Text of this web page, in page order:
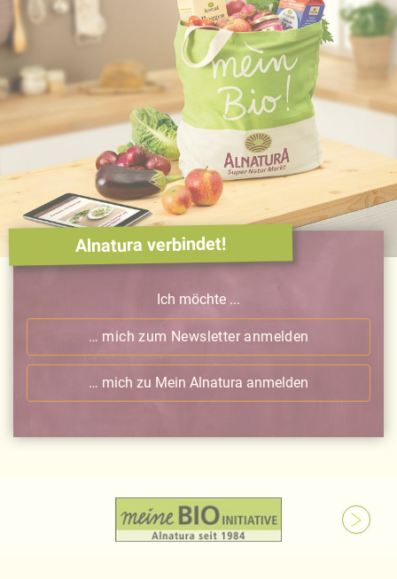
Alnatura verbindet!
Ich möchte ...
… mich zum Newsletter anmelden
… mich zu Mein Alnatura anmelden